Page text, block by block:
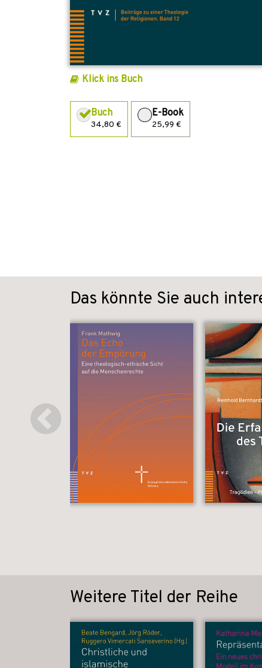
Klick ins Buch
Buch
34,80 €
E-Book
25,99 €
Das könnte Sie auch
Weitere Titel der Reihe